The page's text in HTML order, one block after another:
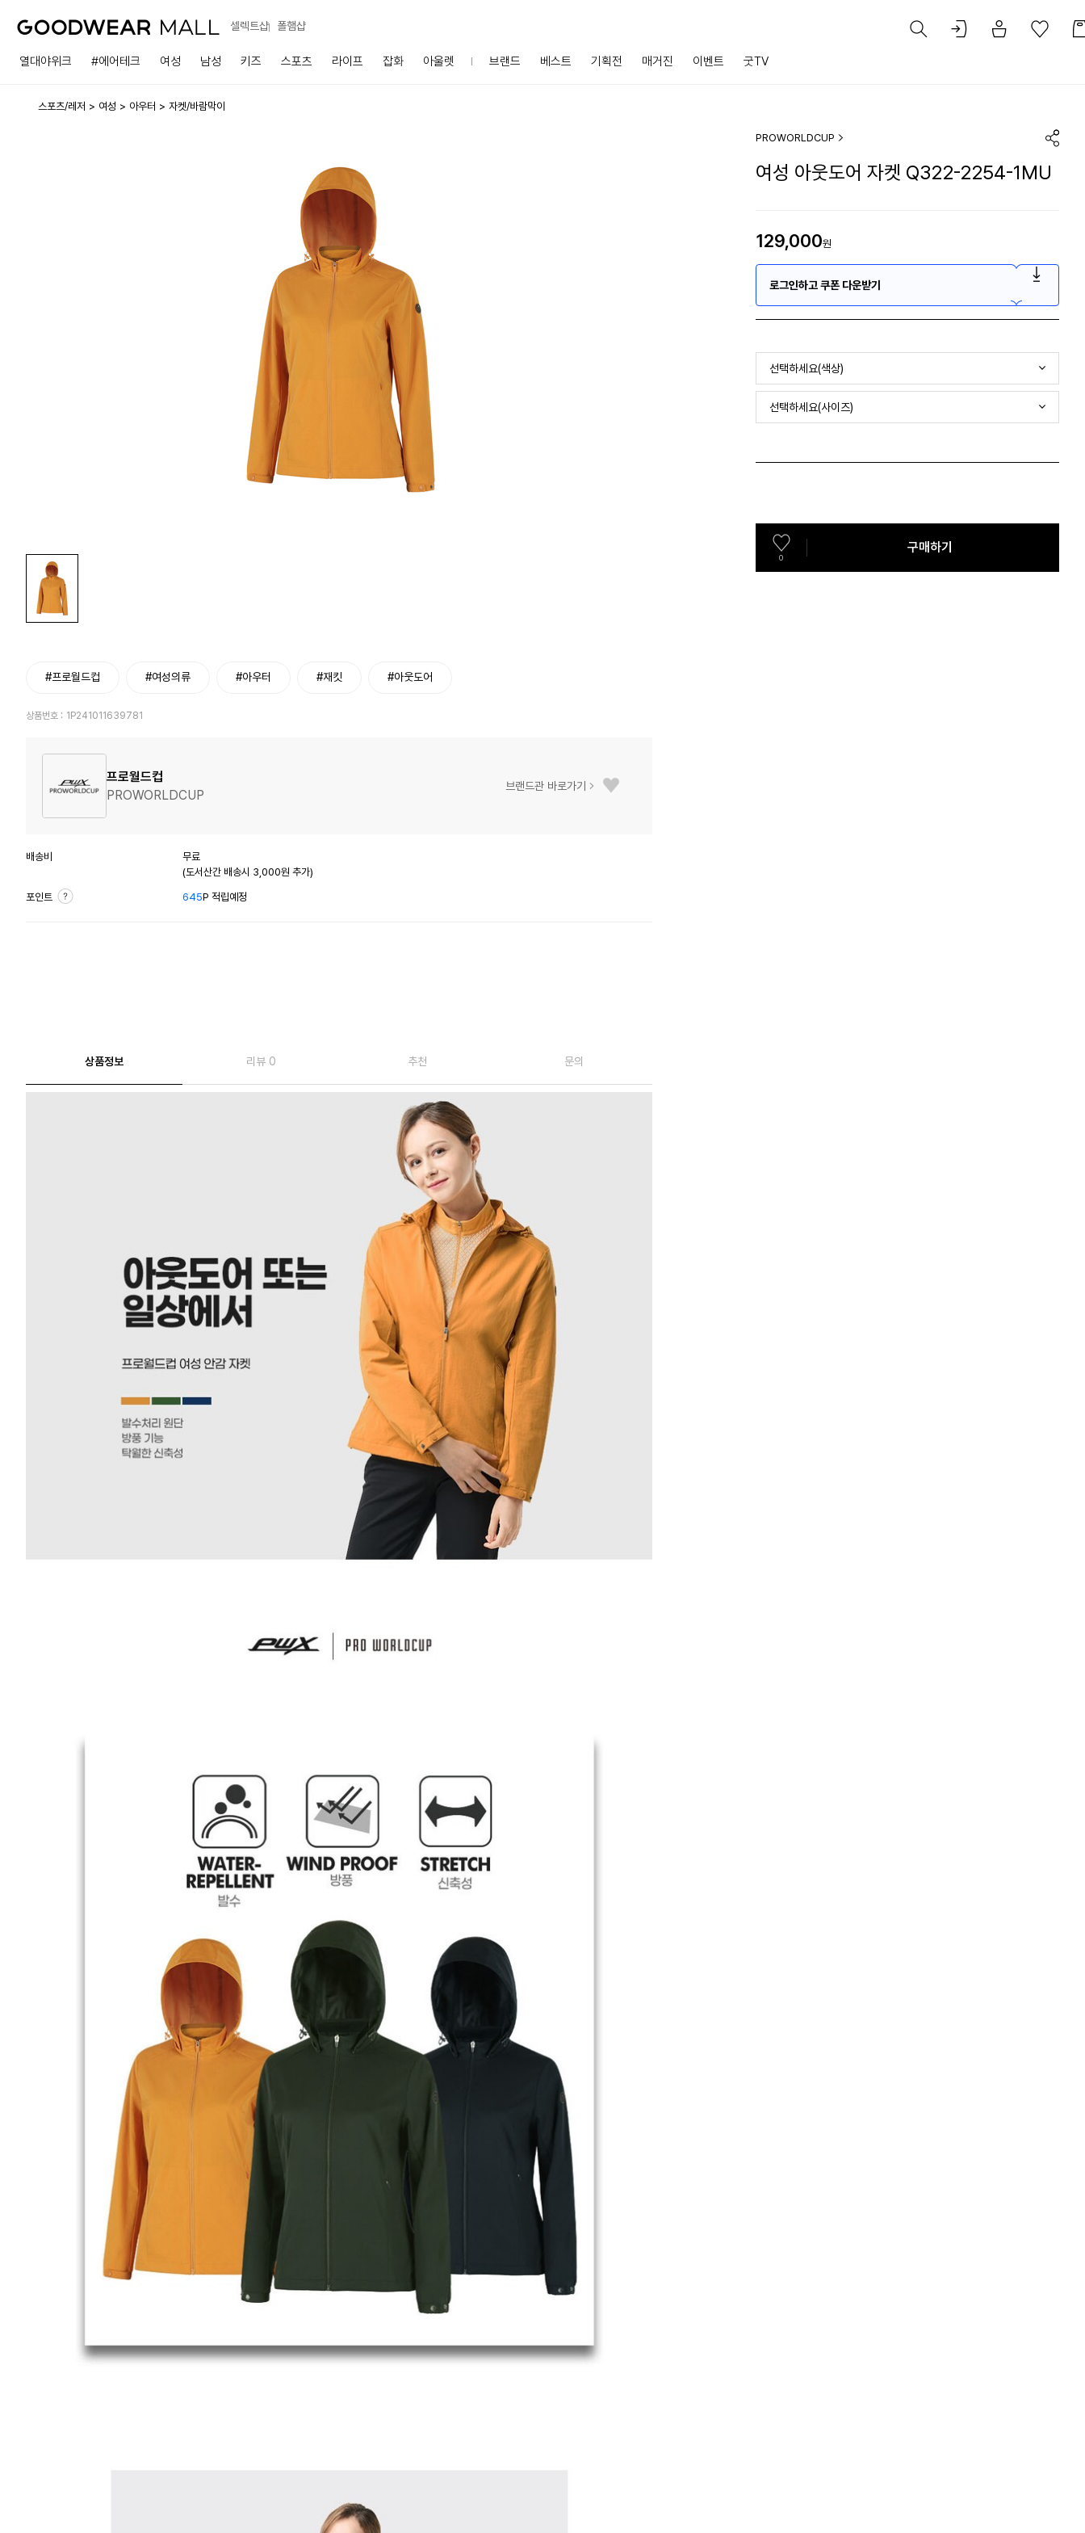
셀렉트샵 폴햄샵
열대야위크 #에어테크 여성 남성 키즈 스포츠 라이프 잡화 아울렛 브랜드 베스트 기획전 매거진 이벤트 굿TV
스포츠/레저 여성 아우터 자켓/바람막이
#프로월드컵 #여성의류 #아우터 #재킷 #아웃도어
상품번호 : 1P241011639781
프로월드컵
PROWORLDCUP
브랜드관 바로가기
배송비
무료
(도서산간 배송시 3,000원 추가)
포인트 645P 적립예정
상품정보 리뷰 0 추천 문의
PROWORLDCUP
여성 아웃도어 자켓 Q322-2254-1MU
129,000원
로그인하고 쿠폰 다운받기
선택하세요(색상)
선택하세요(사이즈)
0
구매하기